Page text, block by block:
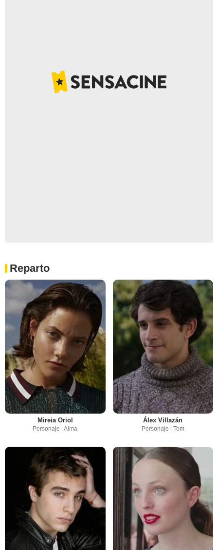
Reparto
Mireia Oriol
Personaje : Alma
Álex Villazán
Personaje : Tom